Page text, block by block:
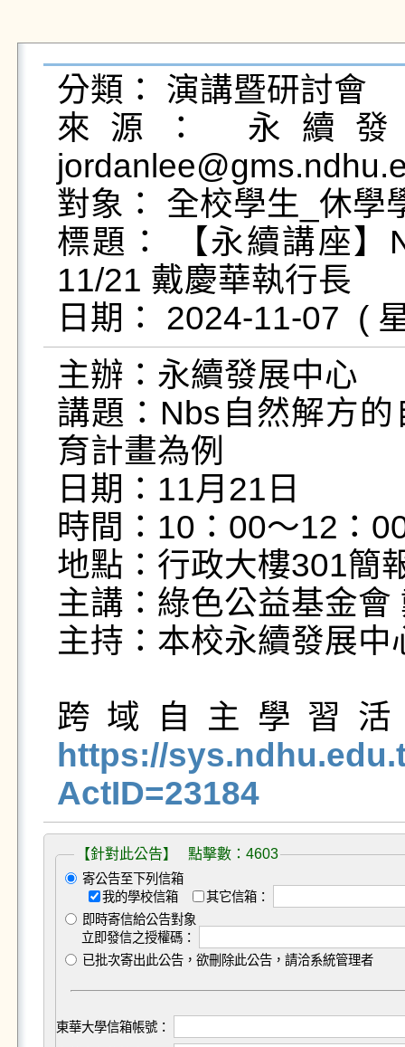
分類： 演講暨研討會
來源： 永續
對象： 全校學生_休學
標題： 【永續講座】
11/21 戴慶華執行長
主辦：永續發展中心
講題：Nbs自然解方
育計畫為例
日期：11月21日
時間：10：00～12：
地點：行政大樓301簡
主講：綠色公益基金會
主持：本校永續發展中
跨域自主學習
https://
ActID=23184
【針對此公告】 點擊數：4603
寄公告至下列信箱
我的學校信箱
其它信箱：
即時寄信給公告對象
立即發信之授權碼：
已批次寄出此公告，欲刪除此公告，請洽系統管理者
東華大學信箱帳號：